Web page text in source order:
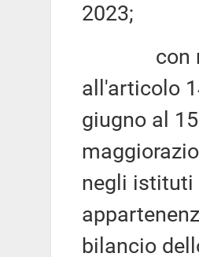
2023;
con
all'articolo
giugno al
negli istituti
bilancio